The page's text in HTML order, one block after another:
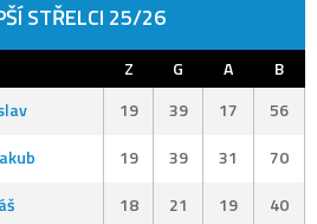
STŘELCI 25/26
Z G A
B
19 39 17
56
19 39 31
70
18 21 19
40